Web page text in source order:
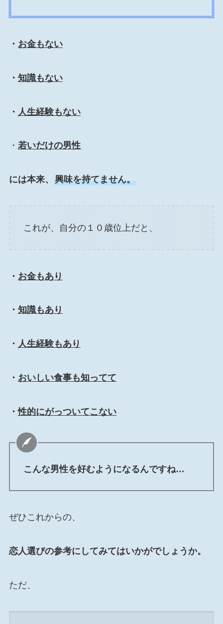
・ お金もない
・ 知識もない
・ 人生経験もない
・ 若いだけの男性
には本来、 興味を持てません。
これが、自分の１０歳位上だと、
・ お金もあり
・ 知識もあり
・ 人生経験もあり
・ おいしい食事も知ってて
・性的にがっついてこない
こんな男性を好むようになるんですね…
ぜひこれからの、
恋人選びの参考にしてみてはいかがでしょうか。
ただ、